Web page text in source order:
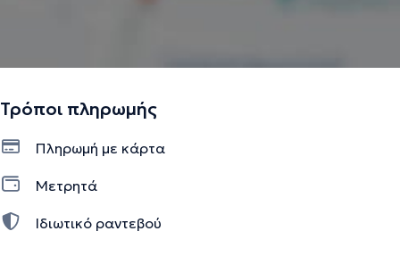
Τρόποι πληρωμής
Πληρωμή με κάρτα
Μετρητά
Ιδιωτικό ραντεβού